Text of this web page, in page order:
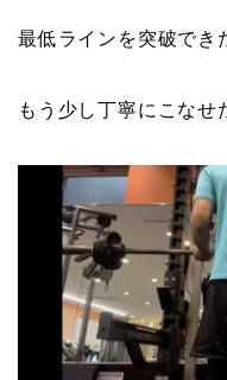
最低ラインを突破でき
もう少し丁寧にこな